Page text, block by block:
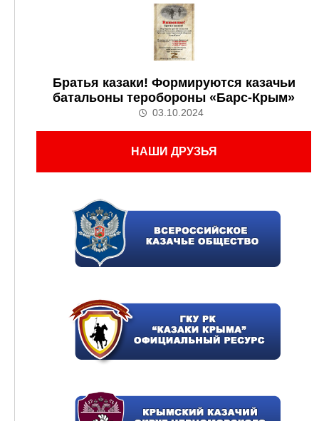
Братья казаки! Формируются казачьи
батальоны теробороны «Барс-Крым»
03.10.2024
НАШИ ДРУЗЬЯ